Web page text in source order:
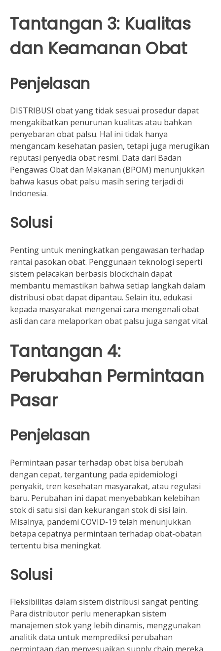
Tantangan 3: Kualitas
dan Keamanan Obat
Penjelasan
DISTRIBUSI obat yang tidak sesuai prosedur dapat
mengakibatkan penurunan kualitas atau bahkan
penyebaran obat palsu. Hal ini tidak hanya
mengancam kesehatan pasien, tetapi juga merugikan
reputasi penyedia obat resmi. Data dari Badan
Pengawas Obat dan Makanan (BPOM) menunjukkan
bahwa kasus obat palsu masih sering terjadi di
Indonesia.
Solusi
Penting untuk meningkatkan pengawasan terhadap
rantai pasokan obat. Penggunaan teknologi seperti
sistem pelacakan berbasis blockchain dapat
membantu memastikan bahwa setiap langkah dalam
distribusi obat dapat dipantau. Selain itu, edukasi
kepada masyarakat mengenai cara mengenali obat
asli dan cara melaporkan obat palsu juga sangat vital.
Tantangan 4:
Perubahan Permintaan
Pasar
Penjelasan
Permintaan pasar terhadap obat bisa berubah
dengan cepat, tergantung pada epidemiologi
penyakit, tren kesehatan masyarakat, atau regulasi
baru. Perubahan ini dapat menyebabkan kelebihan
stok di satu sisi dan kekurangan stok di sisi lain.
Misalnya, pandemi COVID-19 telah menunjukkan
betapa cepatnya permintaan terhadap obat-obatan
tertentu bisa meningkat.
Solusi
Fleksibilitas dalam sistem distribusi sangat penting.
Para distributor perlu menerapkan sistem
manajemen stok yang lebih dinamis, menggunakan
analitik data untuk memprediksi perubahan